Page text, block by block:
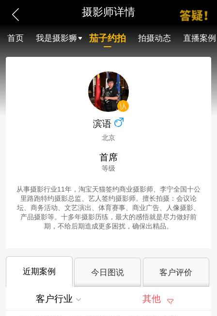
摄影师详情
首页 我是摄影狮 茄子约拍 拍摄动态 直播案例
滨语
北京
首席
等级
从事摄影行业11年，淘宝天猫签约商业摄影师、李宁全国十公
里路跑特约摄影总监、艺人签约摄影师。擅长拍摄：会议论
坛、商务活动、文艺演出、体育赛事、商业广告、人像摄影、
产品摄影等。十多年摄影历练，最大的感悟就是尽力做好前
期，不给后期造成更多困扰，确保出精品。
近期案例 今日图说 客户评价
客户行业 其他